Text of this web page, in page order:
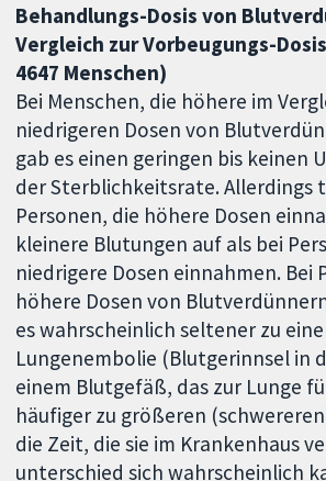
Behandlungs-Dosis von
Vergleich zur Vorbeugungs-
4647 Menschen)
Bei Menschen, die höhere im
niedrigeren Dosen von
gab es einen geringen bis keinen
der Sterblichkeitsrate. Allerdings
Personen, die höhere Dosen
kleinere Blutungen auf als bei
niedrigere Dosen einnahmen. Bei
höhere Dosen von
es wahrscheinlich seltener zu
Lungenembolie (Blutgerinnsel in
einem Blutgefäß, das zur Lunge
häufiger zu größeren
die Zeit, die sie im Krankenhaus
unterschied sich wahrscheinlich